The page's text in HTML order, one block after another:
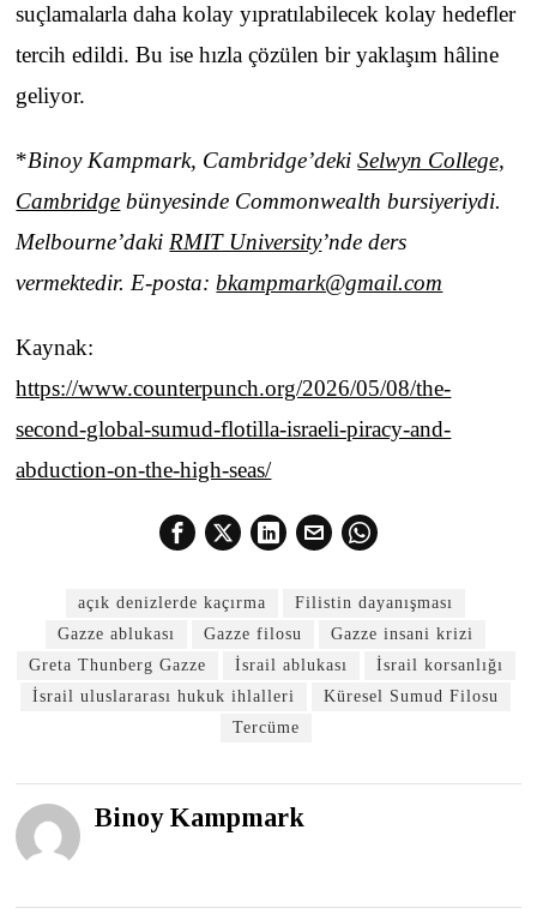
suçlamalarla daha kolay yıpratılabilecek kolay hedefler
tercih edildi. Bu ise hızla çözülen bir yaklaşım hâline
geliyor.
*Binoy Kampmark, Cambridge’dekiSelwyn College,
Cambridge bünyesinde Commonwealth bursiyeriydi.
Melbourne’dakiRMIT University’nde ders
vermektedir. E-posta:bkampmark@gmail.com
Kaynak:
https://www.counterpunch.org/2026/05/08/the-
second-global-sumud-flotilla-israeli-piracy-and-
abduction-on-the-high-seas/
açık denizlerde kaçırma
Filistin dayanışması
Gazze ablukası
Gazze filosu
Gazze insani krizi
Greta Thunberg Gazze
İsrail ablukası
İsrail korsanlığı
İsrail uluslararası hukuk ihlalleri
Küresel Sumud Filosu
Tercüme
Binoy Kampmark